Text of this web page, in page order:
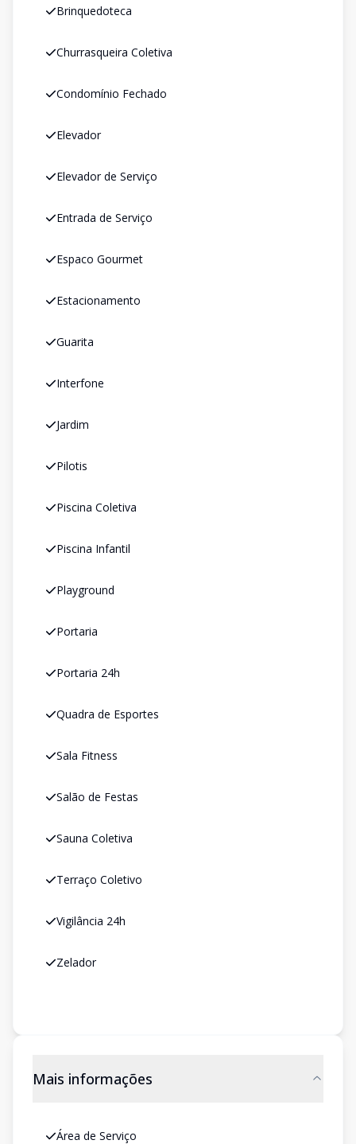
Brinquedoteca
Churrasqueira Coletiva
Condomínio Fechado
Elevador
Elevador de Serviço
Entrada de Serviço
Espaco Gourmet
Estacionamento
Guarita
Interfone
Jardim
Pilotis
Piscina Coletiva
Piscina Infantil
Playground
Portaria
Portaria 24h
Quadra de Esportes
Sala Fitness
Salão de Festas
Sauna Coletiva
Terraço Coletivo
Vigilância 24h
Zelador
Mais informações
Área de Serviço